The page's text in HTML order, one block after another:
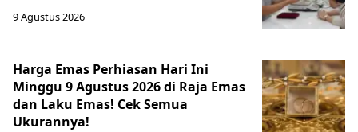
9 Agustus 2026
Harga Emas Perhiasan Hari Ini
Minggu 9 Agustus 2026 di Raja Emas
dan Laku Emas! Cek Semua
Ukurannya!